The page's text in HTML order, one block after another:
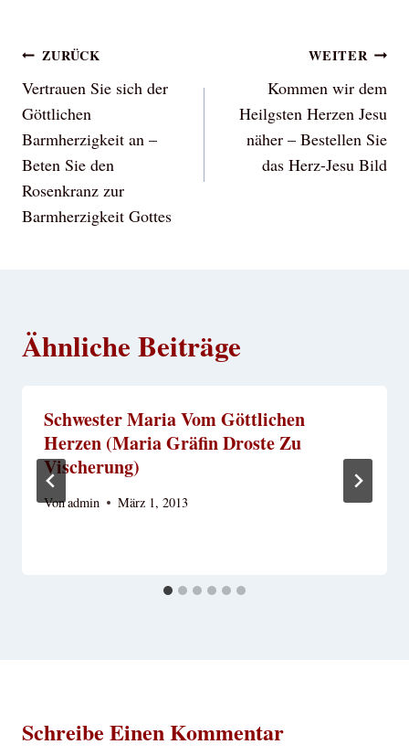
Beitragsnavigation
ZURÜCK
Vertrauen Sie sich der
Göttlichen
Barmherzigkeit an –
Beten Sie den
Rosenkranz zur
Barmherzigkeit Gottes
WEITER
Kommen wir dem
Heilgsten Herzen Jesu
näher – Bestellen Sie
das Herz-Jesu Bild
Ähnliche Beiträge
Schwester Maria Vom Göttlichen
Herzen (Maria Gräfin Droste Zu
Vischerung)
Vonadmin März 1, 2013
Schreibe Einen Kommentar